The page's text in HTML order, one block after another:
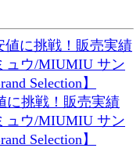
に挑戦！販売実績
ュウ/MIUMIU サン
Selection】